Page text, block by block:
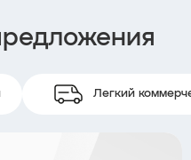
Легкий